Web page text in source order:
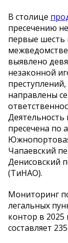
В столице
пресечению
первые шесть
выявлено
незаконной
направлены
пресечена по
Чапаевский
Денисовский
(ТиНАО).
Мониторинг
легальных
контор в 2025
составляет